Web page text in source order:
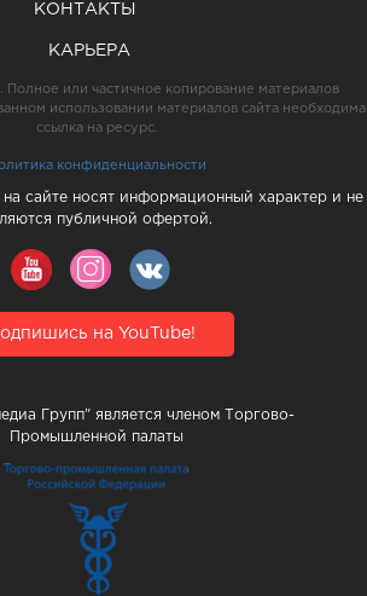
КОНТАКТЫ
КАРЬЕРА
или частичное копирование материалов
использовании материалов сайта необходима
ссылка на ресурс.
конфиденциальности
на сайте носят информационный характер и не
публичной офертой.
на YouTube!
Групп" является членом Торгово-
Промышленной палаты